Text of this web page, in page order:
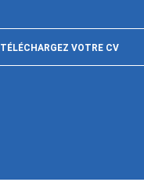
TÉLÉCHARGEZ VOTRE CV